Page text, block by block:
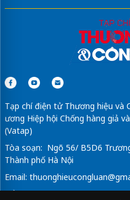
Tạp chí điện tử Thương hiệu và
ương Hiệp hội Chống hàng giả
(Vatap)
Tòa soạn: Ngõ 56/ B5D6
Thành phố Hà Nội
Email:
Tổng Biên Tập: Vũ Đức Thuận